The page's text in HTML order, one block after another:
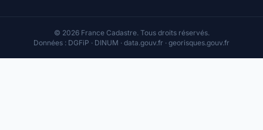
© 2026 France Cadastre. Tous droits réservés.
Données : DGFiP · DINUM · data.gouv.fr · georisques.gouv.fr